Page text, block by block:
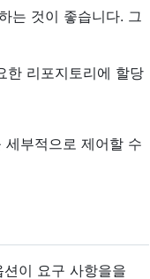
는 것이 좋습니다. 그
한 리포지토리에 할당
부적으로 제어할 수
이 요구 사항을을